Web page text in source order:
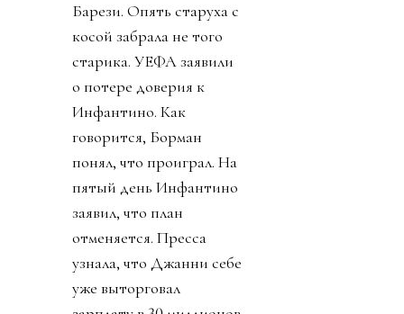
Барези. Опять старуха с
косой забрала не того
старика. УЕФА заявили
о потере доверия к
Инфантино. Как
говорится, Борман
понял, что проиграл. На
пятый день Инфантино
заявил, что план
отменяется. Пресса
узнала, что Джанни себе
уже выторговал